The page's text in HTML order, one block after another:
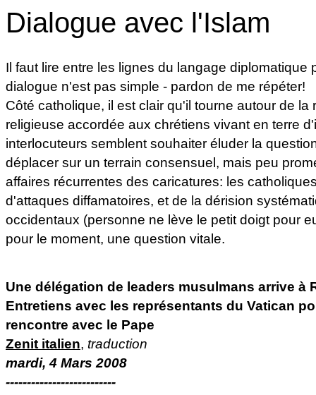
Dialogue avec l'Islam
Il faut lire entre les lignes du langage diplomatique
dialogue n'est pas simple - pardon de me répéter!
Côté catholique, il est clair qu'il tourne autour de la
religieuse accordée aux chrétiens vivant en terre
interlocuteurs semblent souhaiter éluder la
déplacer sur un terrain consensuel, mais peu
affaires récurrentes des caricatures: les
d'attaques diffamatoires, et de la dérision
occidentaux (personne ne lève le petit doigt pour
pour le moment, une question vitale.
Une délégation de leaders musulmans arrive à
Entretiens avec les représentants du Vatican
rencontre avec le Pape
Zenit italien, traduction
mardi, 4 Mars 2008
--------------------------